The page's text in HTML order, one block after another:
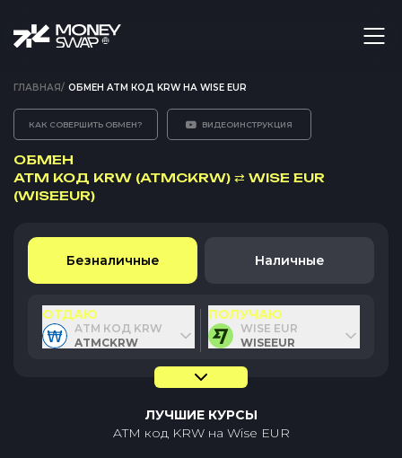
ГЛАВНАЯ/ ОБМЕН ATM КОД KRW НА WISE EUR
КАК СОВЕРШИТЬ ОБМЕН? ВИДЕОИНСТРУКЦИЯ
ОБМЕН
ATM КОД KRW (ATMCKRW) ⇄ WISE EUR
(WISEEUR)
Безналичные Наличные
ОТДАЮ
ATM КОД KRW
ATMCKRW
ПОЛУЧАЮ
WISE EUR
WISEEUR
ЛУЧШИЕ КУРСЫ
ATM код KRWна Wise EUR